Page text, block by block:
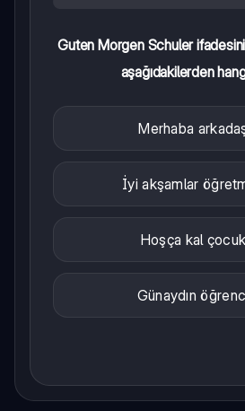
Guten Morgen Schuler
aşağıdakilerden
Merhaba
İyi akşamlar
Hoşça kal
Günaydın